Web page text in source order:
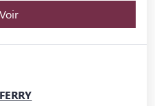
Voir